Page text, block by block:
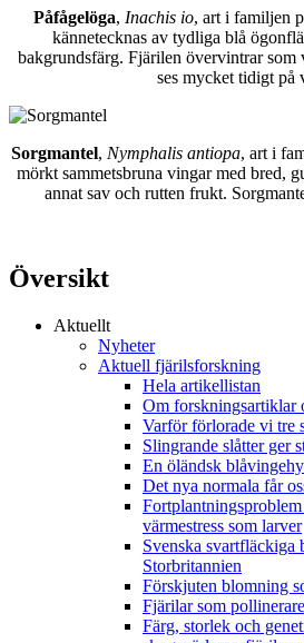
Påfågelöga, Inachis io, art i familjen
kännetecknas av tydliga blå
bakgrundsfärg. Fjärilen övervintrar som
ses mycket tidigt på
Sorgmantel, Nymphalis antiopa, art i
mörkt sammetsbruna vingar med bred,
annat sav och rutten frukt.
Översikt
Aktuellt
Nyheter
Aktuell fjärilsforskning
Hela artikellistan
Om forskningsartiklar
Varför förlorade vi tre
Slingrande slåtter ger
En öländsk
Det nya normala får
värmestress som larver
Svenska svartfläckiga
Storbritannien
Förskjuten blomning
Fjärilar som
Färg, storlek och